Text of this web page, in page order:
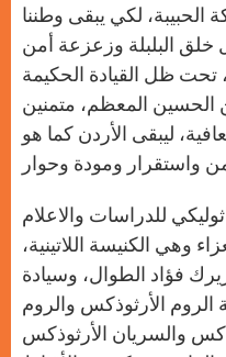
لكي يبقى وطننا
خلق البلبلة وزعزعة أمن
ظل القيادة الحكيمة
الحسين المعظم، متمنين
ليبقى الأردن كما هو
للدراسات والاعلام
وهي الكنيسة اللاتينية،
فؤاد الطوال، وسيادة
الأرثوذكس والروم
والسريان الأرثوذكس